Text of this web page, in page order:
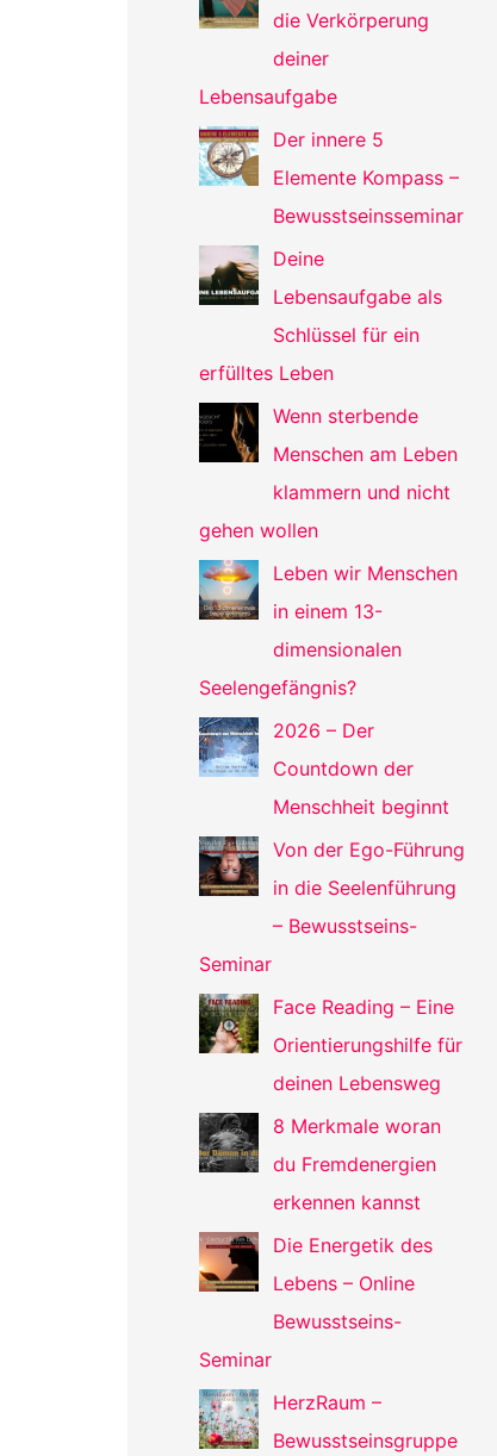
die Verkörperung
deiner
Lebensaufgabe
Der innere 5
Elemente Kompass –
Bewusstseinsseminar
Deine
Lebensaufgabe als
Schlüssel für ein
erfülltes Leben
Wenn sterbende
Menschen am Leben
klammern und nicht
gehen wollen
Leben wir Menschen
in einem 13-
dimensionalen
Seelengefängnis?
2026 – Der
Countdown der
Menschheit beginnt
Von der Ego-Führung
in die Seelenführung
– Bewusstseins-
Seminar
Face Reading – Eine
Orientierungshilfe für
deinen Lebensweg
8 Merkmale woran
du Fremdenergien
erkennen kannst
Die Energetik des
Lebens – Online
Bewusstseins-
Seminar
HerzRaum –
Bewusstseinsgruppe